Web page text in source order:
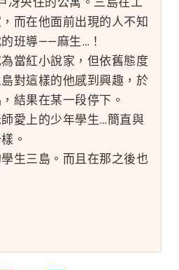
而在他面前出現的人不知
班導——麻生…！
當紅小說家，但依舊態度
對這樣的他感到興趣，於
結果在某一段停下。
愛上的少年學生…簡直與
。
生三島。而且在那之後也